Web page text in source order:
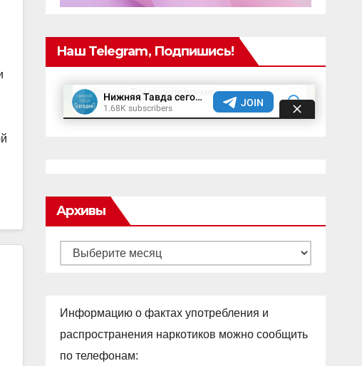
Наш Telegram, Подпишись!
Архивы
Архивы
Информацию о фактах употребления и
распространения наркотиков можно сообщить
по телефонам: